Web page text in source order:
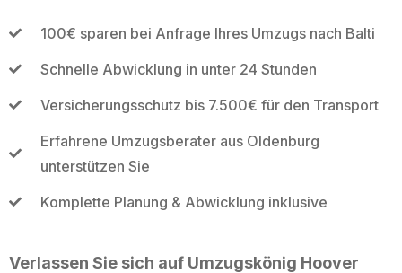
100€ sparen bei Anfrage Ihres Umzugs nach Balti
Schnelle Abwicklung in unter 24 Stunden
Versicherungsschutz bis 7.500€ für den Transport
Erfahrene Umzugsberater aus Oldenburg
unterstützen Sie
Komplette Planung & Abwicklung inklusive
Verlassen Sie sich auf Umzugskönig Hoover